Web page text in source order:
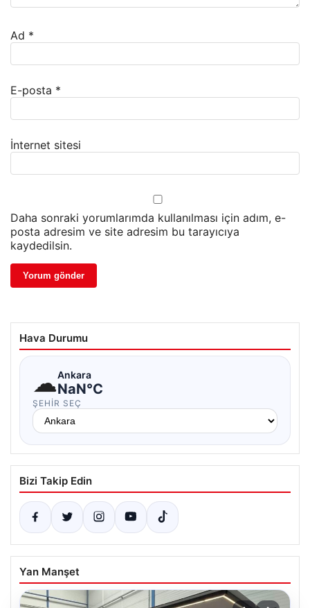
Ad *
E-posta *
İnternet sitesi
Daha sonraki yorumlarımda kullanılması için adım, e-
posta adresim ve site adresim bu tarayıcıya
kaydedilsin.
Hava Durumu
☁Ankara
NaN°C
ŞEHIR SEÇ
Bizi Takip Edin
Yan Manşet